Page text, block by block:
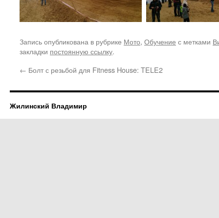
Запись опубликована в рубрике Мото, Обучение с метками
закладки постоянную ссылку.
← Болт с резьбой для Fitness House: TELE2
Жилинский Владимир